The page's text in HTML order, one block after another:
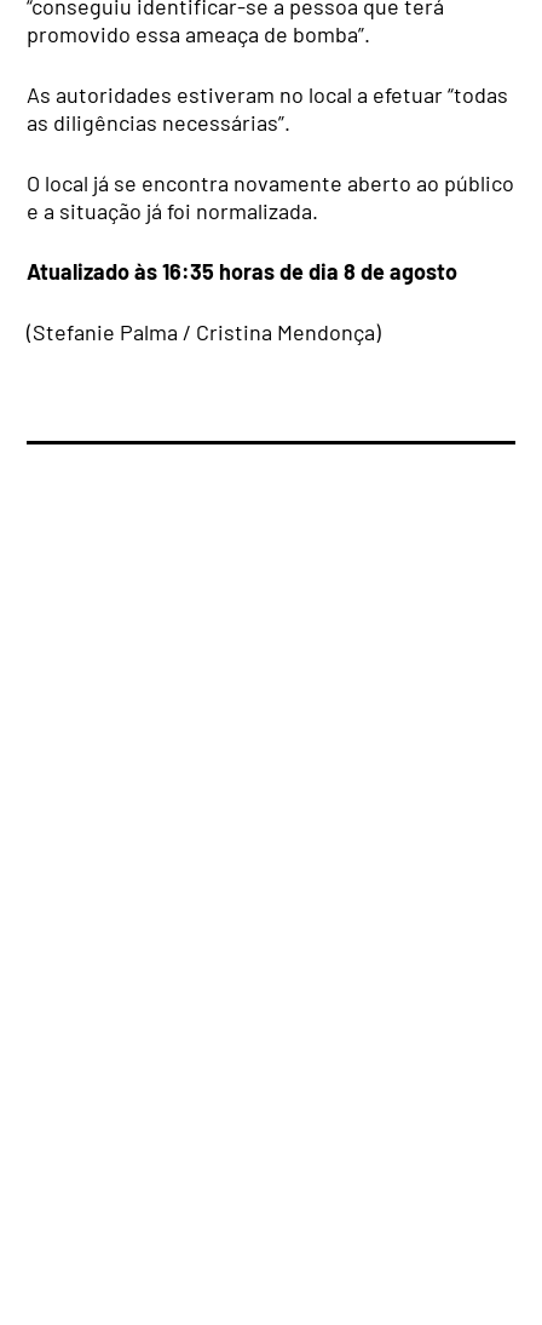
“conseguiu identificar-se a pessoa que terá
promovido essa ameaça de bomba”.
As autoridades estiveram no local a efetuar “todas
as diligências necessárias”.
O local já se encontra novamente aberto ao público
e a situação já foi normalizada.
Atualizado às 16:35 horas de dia 8 de agosto
(Stefanie Palma / Cristina Mendonça)